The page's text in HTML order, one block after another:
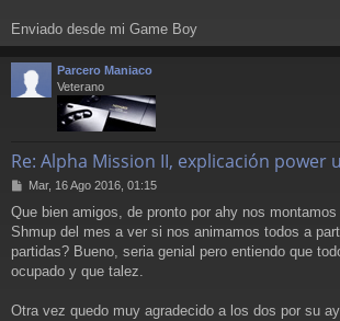
j
Enviado desde mi Game Boy
Parcero Maniaco
Veterano
Re: Alpha Mission II, explicación power
M
n
s
a
j
Mar, 16 Ago 2016, 01:15
Que bien amigos, de pronto por ahy nos
Shmup del mes a ver si nos animamos todos a
partidas? Bueno, seria genial pero entiendo que
ocupado y que talez.
Otra vez quedo muy agradecido a los dos por su